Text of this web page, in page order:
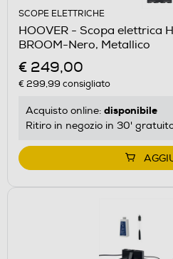
SCOPE ELETTRICHE
HOOVER - Scopa elettrica
BROOM-Nero, Metallico
€ 249,00
€ 299,99 consigliato
Acquisto online: disponibile
Ritiro in negozio in 30'